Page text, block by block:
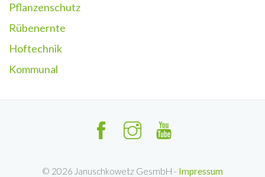
Pflanzenschutz
Rübenernte
Hoftechnik
Kommunal
© 2026 Januschkowetz GesmbH - Impressum